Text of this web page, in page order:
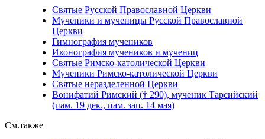
Святые Русской Православной Церкви
Мученики и мученицы Русской Православной
Церкви
Гимнография мучеников
Иконография мучеников и мучениц
Святые Римско-католической Церкви
Мученики Римско-католической Церкви
Святые неразделенной Церкви
Вонифатий Римский († 290), мученик Тарсийский
(пам. 19 дек., пам. зап. 14 мая)
См.также